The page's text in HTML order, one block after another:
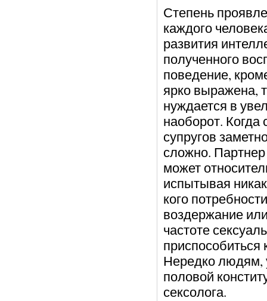
Степень
каждого
развития
полученного
поведение,
ярко выражена,
нуждается в
наоборот. Когда
супругов
сложно.
может
испытывая
кого
воздержание
частоте
Нередко людям,
половой
сексолога.